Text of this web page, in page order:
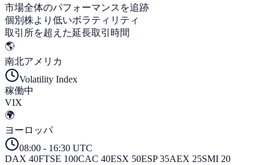
市場全体のパフォーマンスを追跡
個別株より低いボラティリティ
取引所を超えた延長取引時間
🌎
南北アメリカ
Volatility Index
稼働中
VIX
🌍
ヨーロッパ
08:00 - 16:30 UTC
DAX 40FTSE 100CAC 40ESX 50ESP 35AEX 25SMI 20